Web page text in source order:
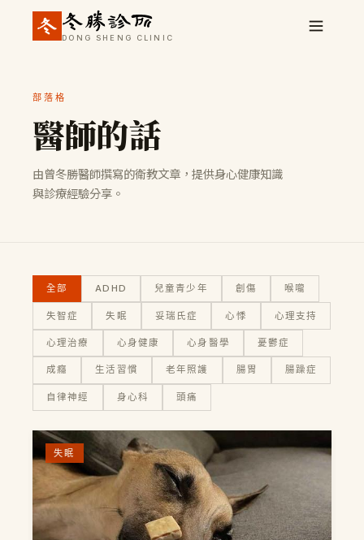
DONG SHENG CLINIC
部落格
醫師的話
由曾冬勝醫師撰寫的衛教文章，提供身心健康知識
與診療經驗分享。
全部 ADHD 兒童青少年 創傷 喉嚨
失智症 失眠 妥瑞氏症 心悸 心理支持
心理治療 心身健康 心身醫學 憂鬱症
成癮 生活習慣 老年照護 腸胃 腸躁症
自律神經 身心科 頭痛
失眠